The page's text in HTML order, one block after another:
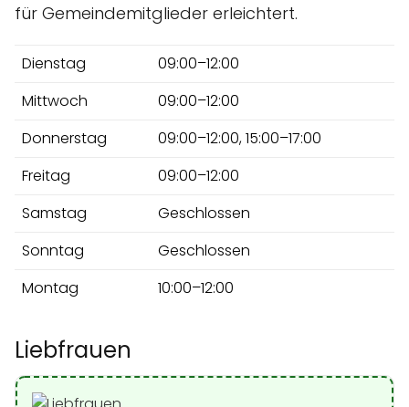
für Gemeindemitglieder erleichtert.
Dienstag
09:00–12:00
Mittwoch
09:00–12:00
Donnerstag
09:00–12:00, 15:00–17:00
Freitag
09:00–12:00
Samstag
Geschlossen
Sonntag
Geschlossen
Montag
10:00–12:00
Liebfrauen